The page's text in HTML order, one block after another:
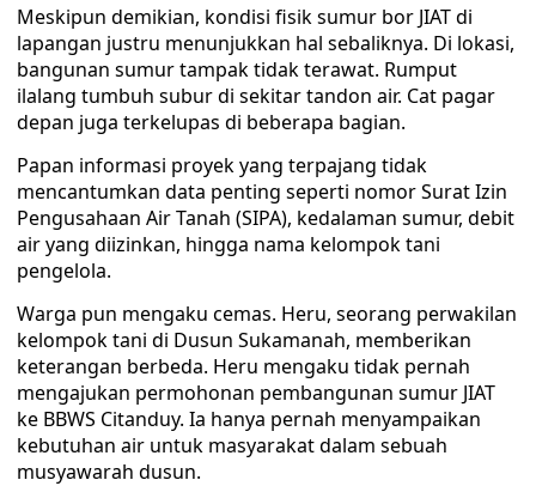
Meskipun demikian, kondisi fisik sumur bor JIAT di
lapangan justru menunjukkan hal sebaliknya. Di lokasi,
bangunan sumur tampak tidak terawat. Rumput
ilalang tumbuh subur di sekitar tandon air. Cat pagar
depan juga terkelupas di beberapa bagian.
Papan informasi proyek yang terpajang tidak
mencantumkan data penting seperti nomor Surat Izin
Pengusahaan Air Tanah (SIPA), kedalaman sumur, debit
air yang diizinkan, hingga nama kelompok tani
pengelola.
Warga pun mengaku cemas. Heru, seorang perwakilan
kelompok tani di Dusun Sukamanah, memberikan
keterangan berbeda. Heru mengaku tidak pernah
mengajukan permohonan pembangunan sumur JIAT
ke BBWS Citanduy. Ia hanya pernah menyampaikan
kebutuhan air untuk masyarakat dalam sebuah
musyawarah dusun.